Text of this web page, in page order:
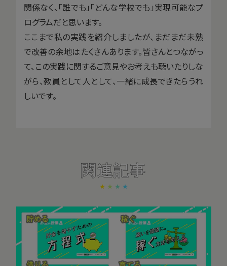
関係なく、「誰でも」「どんな学校でも」実現可能なプ
ログラムだと思います。
ここまで私の実践を紹介しましたが、まだまだ未熟
で改善の余地はたくさんあります。皆さんとつながっ
て、この実践に関するご意見やお考えも聴いたりしな
がら、教員として人として、一緒に成長できたらうれ
しいです。
関連記事